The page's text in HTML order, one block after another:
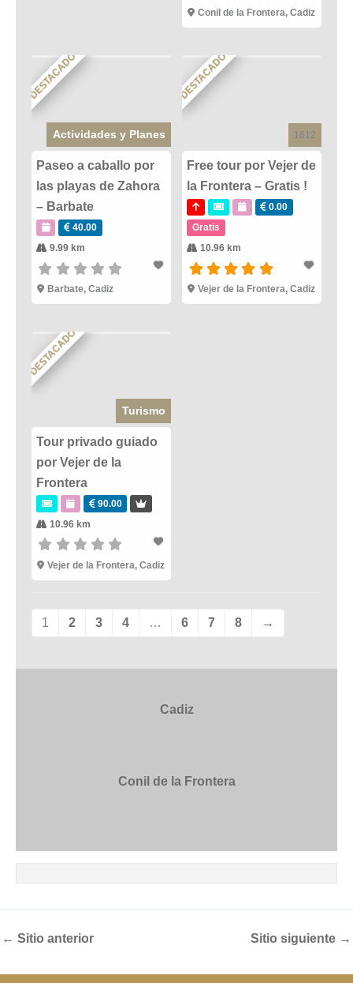
Conil de la Frontera, Cadiz
DESTACADO
Actividades y Planes
Paseo a caballo por
las playas de Zahora
– Barbate
40.00
9.99 km
Barbate, Cadiz
DESTACADO
1612
Free tour por Vejer de
la Frontera – Gratis !
0.00
Gratis
10.96 km
Vejer de la Frontera, Cadiz
DESTACADO
Turismo
Tour privado guiado
por Vejer de la
Frontera
90.00
10.96 km
Vejer de la Frontera, Cadiz
1 2 3 4 … 6 7 8 →
Cadiz
Conil de la Frontera
← Sitio anterior Sitio siguiente →